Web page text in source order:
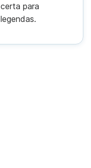
certa para
legendas.